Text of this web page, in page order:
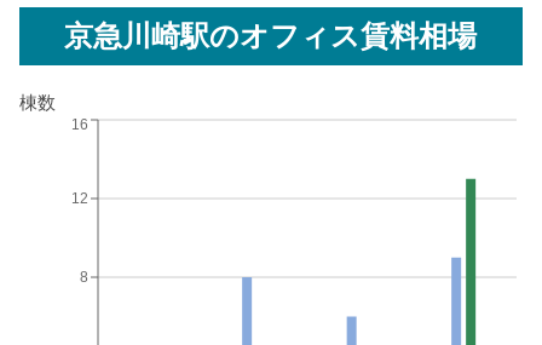
京急川崎駅のオフィス賃料相場
棟数
8
12
16